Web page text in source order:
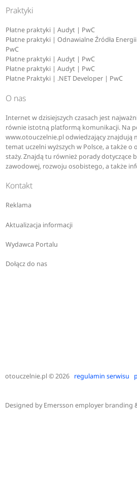
Praktyki
Płatne praktyki | Audyt | PwC
Płatne praktyki | Odnawialne Źródła
PwC
Płatne praktyki | Audyt | PwC
Płatne praktyki | Audyt | PwC
Płatne Praktyki | .NET Developer | PwC
O nas
Internet w dzisiejszych czasach jest
równie istotną platformą komunikacji. Na
www.otouczelnie.pl odwiedzający znajdują
temat uczelni wyższych w Polsce, a także o
staży. Znajdą tu również porady dotyczące
zawodowej, rozwoju osobistego, a także
Kontakt
Reklama
Aktualizacja informacji
Wydawca Portalu
Dołącz do nas
otouczelnie.pl© 2026 regulamin serwisu
Designed byEmersson employer branding